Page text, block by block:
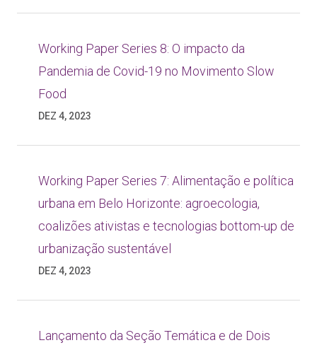
Working Paper Series 8: O impacto da
Pandemia de Covid-19 no Movimento Slow
Food
DEZ 4, 2023
Working Paper Series 7: Alimentação e política
urbana em Belo Horizonte: agroecologia,
coalizões ativistas e tecnologias bottom-up de
urbanização sustentável
DEZ 4, 2023
Lançamento da Seção Temática e de Dois